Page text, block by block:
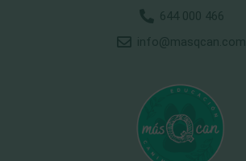
644 000 466
info@masqcan.com